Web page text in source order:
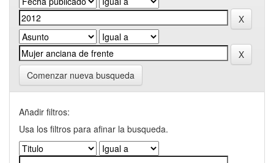
Comenzar nueva busqueda
Añadir filtros:
Usa los filtros para afinar la busqueda.